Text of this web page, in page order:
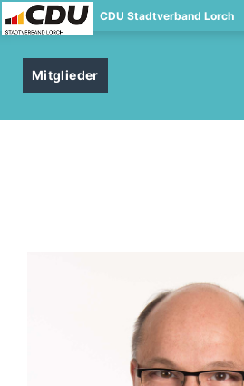
CDU Stadtverband Lorch
Mitglieder